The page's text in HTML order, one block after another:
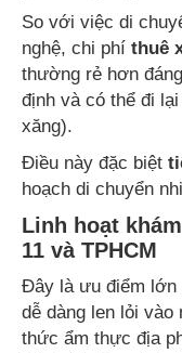
So với việc di
nghệ, chi phí thuê
thường rẻ hơn
định và có thể đi
xăng).
Điều này đặc biệt
hoạch di chuyển
Linh hoạt
11 và TPHCM
Đây là ưu điểm lớn
dễ dàng len lỏi vào
thức ẩm thực địa